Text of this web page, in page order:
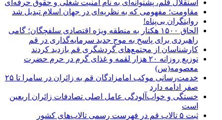
استقلال قلم، پشتوانه‌ای به نام امنیت شغلی و حقوق حرفه‌ای
مقاومت؛ مفهومی که به نظریه‌ای در جهان اسلام تبدیل شد
روایتگران بی‌پناه!
الحاق ۱۵۰۰ هکتار به منطقه ویژه اقتصادی سلفچگان؛ گامی
راهبردی برای پاسخ به موج جدید سرمایه‌گذاری در قم
کارشناسان از مجتمع‌های گردشگری قم بازدید کردند
توزیع روزانه ۲۰ هزار لقمه و غذای گرم در حرم حضرت
معصومه(س)
خدمت‌رسانی موکب امامزادگان قم به زائران در سامرا تا ۲۵
صفر ادامه دارد
خستگی و خواب‌آلودگی عامل اصلی تصادفات زائران اربعین
است
ثبت ۵ تالاب قم در فهرست رسمی تالاب‌های کشور